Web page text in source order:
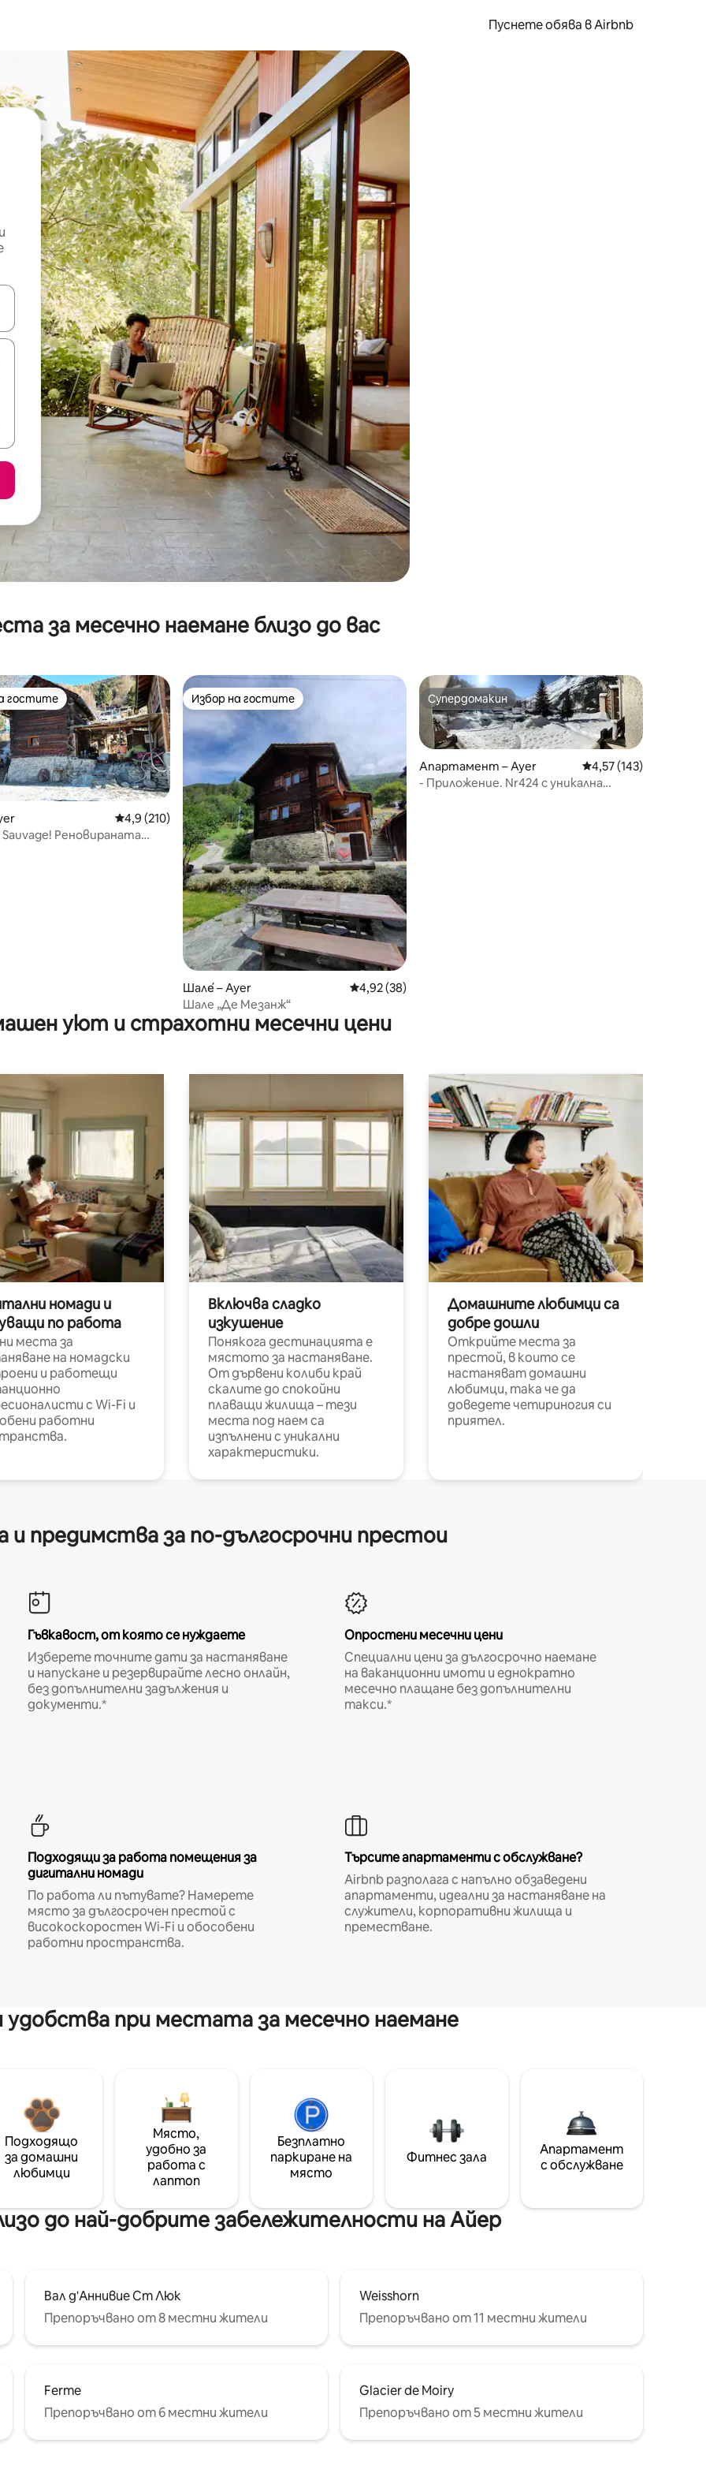
Пуснете обява в Airbnb
със стрелки нагоре и надолу или навигирайте с докосване или плъзгане.
за месечно наемане близо до вас
5, 80 отзива
гостите
гостите
Средна оценка: 4,9 от 5, 210 отзива
4,9 (210)
Sauvage! Реновираната
Избор на гостите
Избор на гостите
Шале́ – Ayer Средна оценка: 4,92 от 5, 38 отзива
4,92 (38)
Шале „Де Мезанж“
Супердомакин
Супердомакин
Апартамент – Ayer Средна оценка: 4,57
4,57 (143)
- Приложение. Nr424 с уникална
уют и страхотни месечни цени
номади и
по работа
места за
на номадски
и работещи
с Wi-Fi и
работни
Включва сладко
изкушение
Понякога дестинацията е
мястото за настаняване.
От дървени колиби край
скалите до спокойни
плаващи жилища – тези
места под наем са
изпълнени с уникални
характеристики.
Домашните любимци са
добре дошли
Открийте места за
престой, в които се
настаняват домашни
любимци, така че да
доведете четириногия си
приятел.
и предимства за по-дългосрочни престои
Гъвкавост, от която се нуждаете
Изберете точните дати за настаняване
и напускане и резервирайте лесно онлайн,
без допълнителни задължения и
документи.*
Опростени месечни цени
Специални цени за дългосрочно наемане
на ваканционни имоти и еднократно
месечно плащане без допълнителни
такси.*
Подходящи за работа помещения за
дигитални номади
По работа ли пътувате? Намерете
място за дългосрочен престой с
високоскоростен Wi-Fi и обособени
работни пространства.
Търсите апартаменти с обслужване?
Airbnb разполага с напълно обзаведени
апартаменти, идеални за настаняване на
служители, корпоративни жилища и
преместване.
удобства при местата за месечно наемане
Подходящо
за домашни
любимци
Място,
удобно за
работа с
лаптоп
Безплатно
паркиране на
място
Фитнес зала
Апартамент
с обслужване
до най-добрите забележителности на Айер
Вал д'Аннивие Ст Люк
Препоръчвано от 8 местни жители
Weisshorn
Препоръчвано от 11 местни жители
Ferme
Препоръчвано от 6 местни жители
Glacier de Moiry
Препоръчвано от 5 местни жители